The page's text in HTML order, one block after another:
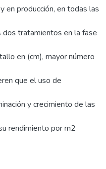
en producción, en todas las
tratamientos en la fase
en (cm), mayor número
que el uso de
y crecimiento de las
rendimiento por m2